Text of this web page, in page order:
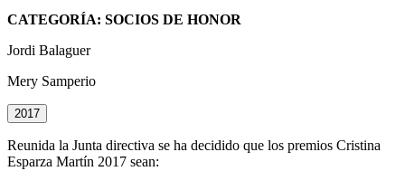
CATEGORÍA: SOCIOS DE HONOR
Jordi Balaguer
Mery Samperio
2017
Reunida la Junta directiva se ha decidido que los premios Cristina
Esparza Martín 2017 sean: